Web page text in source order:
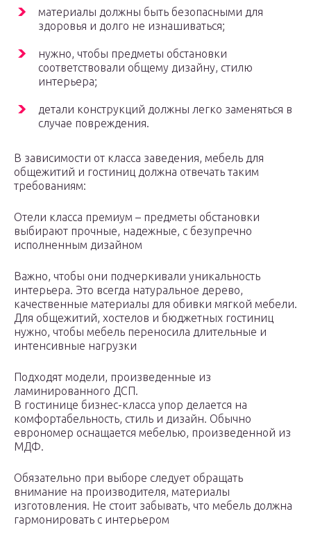
материалы должны быть безопасными для
здоровья и долго не изнашиваться;
нужно, чтобы предметы обстановки
соответствовали общему дизайну, стилю
интерьера;
детали конструкций должны легко заменяться в
случае повреждения.
В зависимости от класса заведения, мебель для
общежитий и гостиниц должна отвечать таким
требованиям:
Отели класса премиум – предметы обстановки
выбирают прочные, надежные, с безупречно
исполненным дизайном
Важно, чтобы они подчеркивали уникальность
интерьера. Это всегда натуральное дерево,
качественные материалы для обивки мягкой мебели.
Для общежитий, хостелов и бюджетных гостиниц
нужно, чтобы мебель переносила длительные и
интенсивные нагрузки
Подходят модели, произведенные из
ламинированного ДСП.
В гостинице бизнес-класса упор делается на
комфортабельность, стиль и дизайн. Обычно
еврономер оснащается мебелью, произведенной из
МДФ.
Обязательно при выборе следует обращать
внимание на производителя, материалы
изготовления. Не стоит забывать, что мебель должна
гармонировать с интерьером